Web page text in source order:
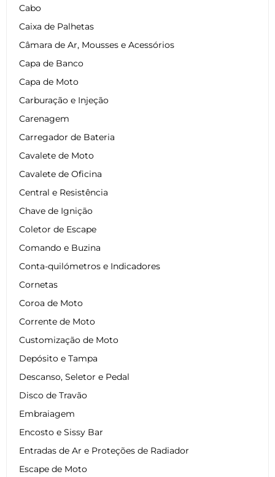
Cabo
Caixa de Palhetas
Câmara de Ar, Mousses e Acessórios
Capa de Banco
Capa de Moto
Carburação e Injeção
Carenagem
Carregador de Bateria
Cavalete de Moto
Cavalete de Oficina
Central e Resistência
Chave de Ignição
Coletor de Escape
Comando e Buzina
Conta-quilómetros e Indicadores
Cornetas
Coroa de Moto
Corrente de Moto
Customização de Moto
Depósito e Tampa
Descanso, Seletor e Pedal
Disco de Travão
Embraiagem
Encosto e Sissy Bar
Entradas de Ar e Proteções de Radiador
Escape de Moto